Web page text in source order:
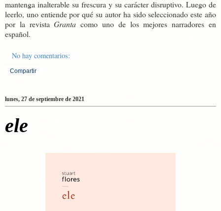
mantenga inalterable su frescura y su carácter disruptivo. Luego de
leerlo, uno entiende por qué su autor ha sido seleccionado este año
por la revistaGrantacomo uno de los mejores narradores en
español.
No hay comentarios:
Compartir
lunes, 27 de septiembre de 2021
ele